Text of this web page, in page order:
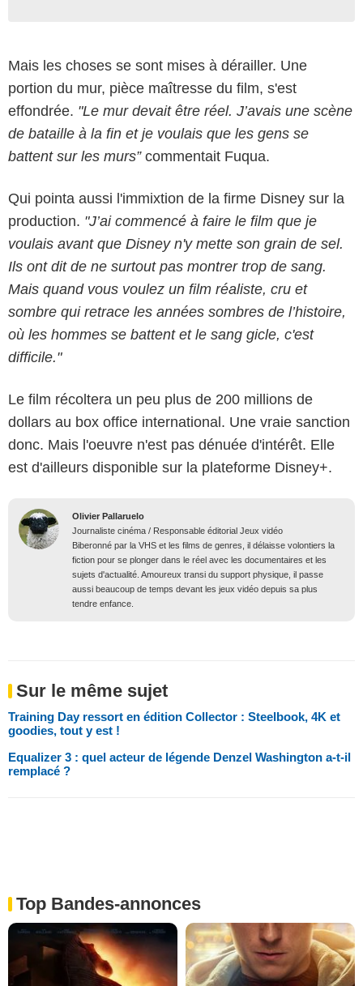
Mais les choses se sont mises à dérailler. Une
portion du mur, pièce maîtresse du film, s'est
effondrée. "Le mur devait être réel. J’avais une scène
de bataille à la fin et je voulais que les gens se
battent sur les murs” commentait Fuqua.
Qui pointa aussi l'immixtion de la firme Disney sur la
production. "J’ai commencé à faire le film que je
voulais avant que Disney n'y mette son grain de sel.
Ils ont dit de ne surtout pas montrer trop de sang.
Mais quand vous voulez un film réaliste, cru et
sombre qui retrace les années sombres de l’histoire,
où les hommes se battent et le sang gicle, c'est
difficile."
Le film récoltera un peu plus de 200 millions de
dollars au box office international. Une vraie sanction
donc. Mais l'oeuvre n'est pas dénuée d'intérêt. Elle
est d'ailleurs disponible sur la plateforme Disney+.
Olivier Pallaruelo
Journaliste cinéma / Responsable éditorial Jeux vidéo
Biberonné par la VHS et les films de genres, il délaisse volontiers la
fiction pour se plonger dans le réel avec les documentaires et les
sujets d'actualité. Amoureux transi du support physique, il passe
aussi beaucoup de temps devant les jeux vidéo depuis sa plus
tendre enfance.
Sur le même sujet
Training Day ressort en édition Collector : Steelbook, 4K et
goodies, tout y est !
Equalizer 3 : quel acteur de légende Denzel Washington a-t-il
remplacé ?
Top Bandes-annonces